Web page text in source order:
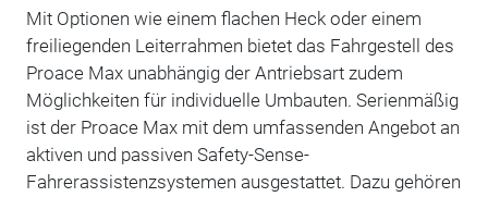
Mit Optionen wie einem flachen Heck oder einem
freiliegenden Leiterrahmen bietet das Fahrgestell des
Proace Max unabhängig der Antriebsart zudem
Möglichkeiten für individuelle Umbauten. Serienmäßig
ist der Proace Max mit dem umfassenden Angebot an
aktiven und passiven Safety-Sense-
Fahrerassistenzsystemen ausgestattet. Dazu gehören